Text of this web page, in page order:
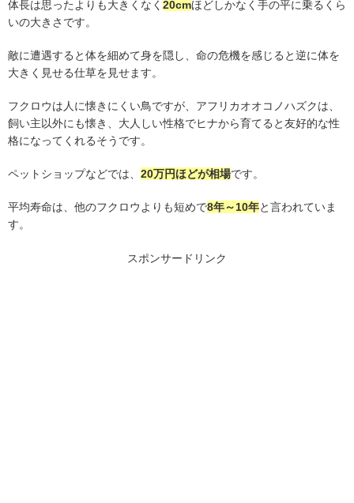
体長は思ったよりも大きくなく 20cmほどしかなく手の平に乗るくら
いの大きさです。
敵に遭遇すると体を細めて身を隠し、命の危機を感じると逆に体を
大きく見せる仕草を見せます。
フクロウは人に懐きにくい鳥ですが、アフリカオオコノハズクは、
飼い主以外にも懐き、大人しい性格でヒナから育てると友好的な性
格になってくれるそうです。
ペットショップなどでは、 20万円ほどが相場です。
平均寿命は、他のフクロウよりも短めで8年～10年と言われていま
す。
スポンサードリンク